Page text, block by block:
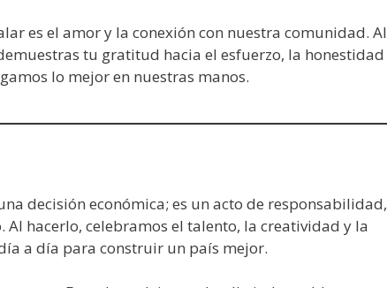
es el amor y la conexión con nuestra comunidad. Al
tu gratitud hacia el esfuerzo, la honestidad
lo mejor en nuestras manos.
decisión económica; es un acto de responsabilidad,
hacerlo, celebramos el talento, la creatividad y la
a día para construir un país mejor.